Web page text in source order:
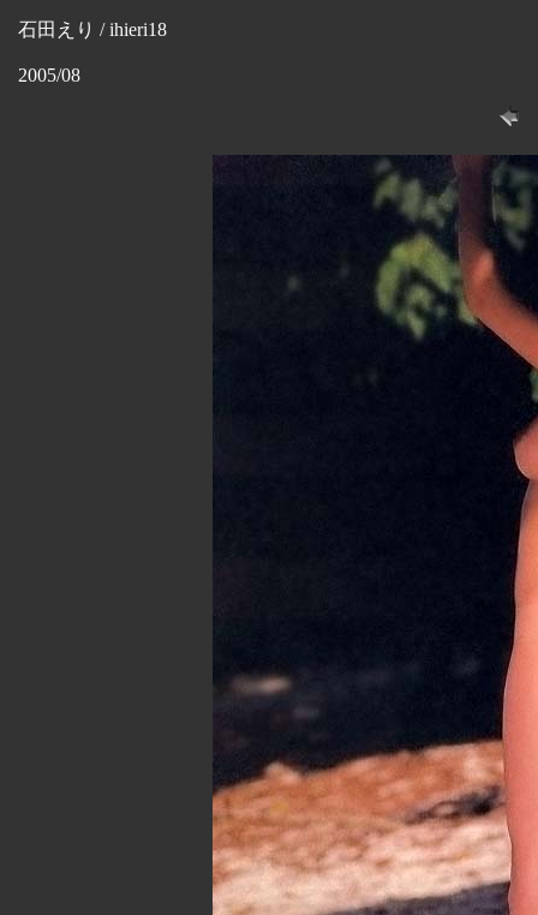
石田えり / ihieri18
2005/08